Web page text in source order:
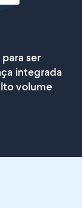
ser
integrada
volume